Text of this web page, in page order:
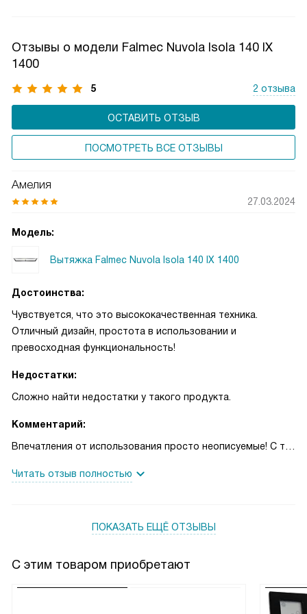
с внешним мотором сочетают мощность, надежность
и акустический комфорт.
Отзывы о модели Falmec Nuvola Isola 140 IX
1400
5 2 отзыва
ОСТАВИТЬ ОТЗЫВ
ПОСМОТРЕТЬ ВСЕ ОТЗЫВЫ
Амелия
27.03.2024
Модель:
Вытяжка Falmec Nuvola Isola 140 IX 1400
Достоинства:
Чувствуется, что это высококачественная техника.
Отличный дизайн, простота в использовании и
превосходная функциональность!
Недостатки:
Сложно найти недостатки у такого продукта.
Комментарий:
Впечатления от использования просто неописуемые! С тех
преобразилась. Управление вытяжкой стало настолько
просто спасение! Больше не нужно прерывать
вытяжку, достаточно нажать всего одну кнопку.
Неоновые лампы обеспечивают достаточное количество
света, чтобы я мог видеть все, что происходит на плите.
Читать отзыв полностью
ПОКАЗАТЬ ЕЩЁ ОТЗЫВЫ
С этим товаром приобретают